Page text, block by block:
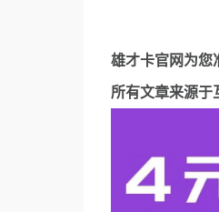
雄才卡官网为您
所有文章来源